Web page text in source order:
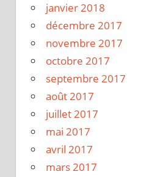
janvier 2018
décembre 2017
novembre 2017
octobre 2017
septembre 2017
août 2017
juillet 2017
mai 2017
avril 2017
mars 2017